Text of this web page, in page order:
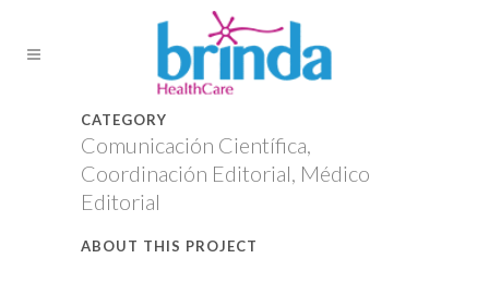
CATEGORY
Comunicación Científica,
Coordinación Editorial, Médico
Editorial
ABOUT THIS PROJECT